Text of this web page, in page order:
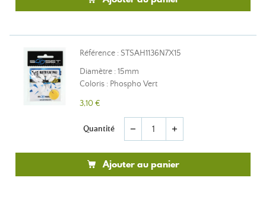
Référence : STSAH1136N7X15
Diamètre : 15mm
Coloris : Phospho Vert
3,10 €
Quantité remove add
Ajouter au panier